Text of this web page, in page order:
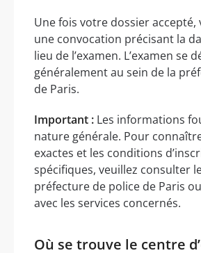
Une fois votre dossier accepté,
une convocation précisant la
lieu de l’examen. L’examen se
généralement au sein de la
de Paris.
Important : Les informations
nature générale. Pour
exactes et les conditions
spécifiques, veuillez consulter
préfecture de police de Paris
avec les services concernés.
Où se trouve le centre